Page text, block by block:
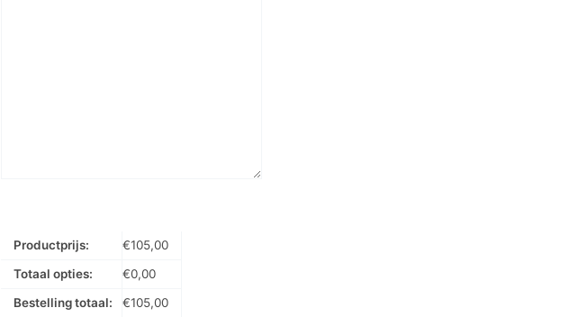
Productprijs: €105,00
Totaal opties:
€0,00
Bestelling totaal:
€105,00